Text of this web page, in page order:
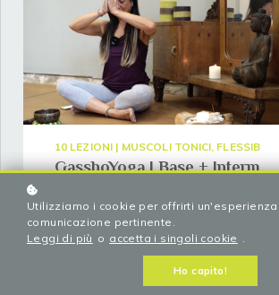
10 LEZIONI | MUSCOLI TONICI, FLESSIB
GasshoYoga | Base + Interm
Stile nato dalla fusione di elementi chiave
nella formazione di Laura: Shiatsu, Yoga,
Filosofia Zen, Meditazione,
Utilizziamo i cookie per offrirti
comunicazione pertinente.
Leggi di più o accetta i singoli cookie .
Ho capito!